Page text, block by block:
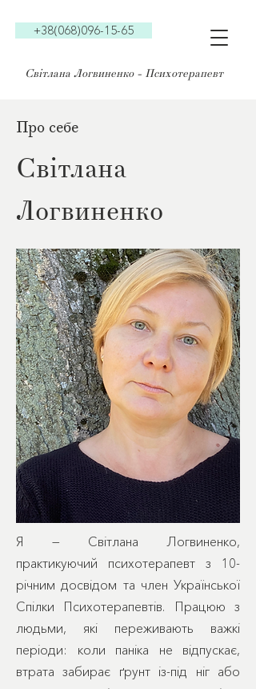
+38(068)096-15-65
Світлана Логвиненко - Психотерапевт
Про себе
Світлана
Логвиненко
Я — Світлана Логвиненко,
практикуючий психотерапевт з 10-
річним досвідом та член Української
Спілки Психотерапевтів. Працюю з
людьми, які переживають важкі
періоди: коли паніка не відпускає,
втрата забирає ґрунт із-під ніг або